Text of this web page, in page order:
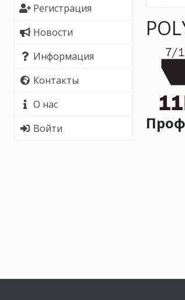
Регистрация
Новости
Информация
Контакты
О нас
Войти